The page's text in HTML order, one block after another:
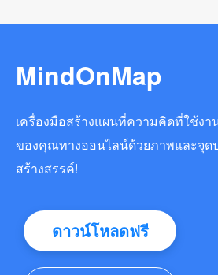
MindOnMap
เครื่องมือสร้างแผนที่ความคิดที่ใช้งา
ของคุณทางออนไลน์ด้วยภาพและจุด
สร้างสรรค์!
ดาวน์โหลดฟรี